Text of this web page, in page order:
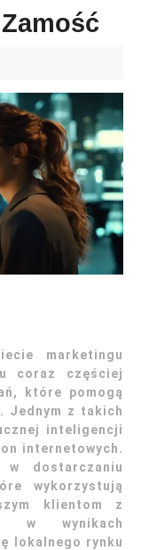
marketingu
coraz częściej
które pomogą
Jednym z takich
inteligencji
internetowych.
w dostarczaniu
wykorzystują
klientom z
w wynikach
lokalnego rynku